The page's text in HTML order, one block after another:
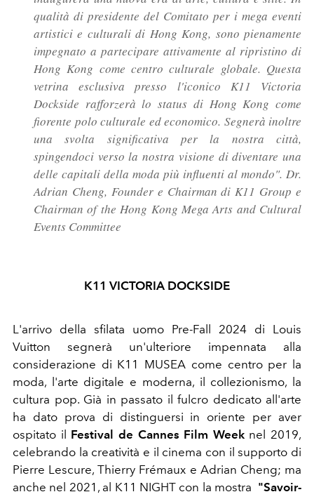
qualità di presidente del Comitato per i mega eventi
artistici e culturali di Hong Kong, sono pienamente
impegnato a partecipare attivamente al ripristino di
Hong Kong come centro culturale globale. Questa
vetrina esclusiva presso l'iconico K11 Victoria
Dockside rafforzerà lo status di Hong Kong come
fiorente polo culturale ed economico. Segnerà inoltre
una svolta significativa per la nostra città,
spingendoci verso la nostra visione di diventare una
delle capitali della moda più influenti al mondo". Dr.
Adrian Cheng, Founder e Chairman di K11 Group e
Chairmanof the Hong Kong Mega Arts and Cultural
Events Committee
K11 VICTORIA DOCKSIDE
L'arrivo della sfilata uomo Pre-Fall 2024 di Louis
Vuitton segnerà un'ulteriore impennata alla
considerazione di K11 MUSEA come centro per la
moda, l'arte digitale e moderna, il collezionismo, la
cultura pop. Già in passato il fulcro dedicato all'arte
ha dato prova di distinguersi in oriente per aver
ospitato il Festival de Cannes Film Weeknel 2019,
celebrando la creatività e il cinema con il supporto di
Pierre Lescure, Thierry Frémaux e Adrian Cheng; ma
anche nel 2021, al K11 NIGHT con la mostra "Savoir-